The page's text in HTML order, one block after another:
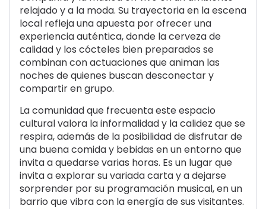
relajado y a la moda. Su trayectoria en la escena
local refleja una apuesta por ofrecer una
experiencia auténtica, donde la cerveza de
calidad y los cócteles bien preparados se
combinan con actuaciones que animan las
noches de quienes buscan desconectar y
compartir en grupo.
La comunidad que frecuenta este espacio
cultural valora la informalidad y la calidez que se
respira, además de la posibilidad de disfrutar de
una buena comida y bebidas en un entorno que
invita a quedarse varias horas. Es un lugar que
invita a explorar su variada carta y a dejarse
sorprender por su programación musical, en un
barrio que vibra con la energía de sus visitantes.